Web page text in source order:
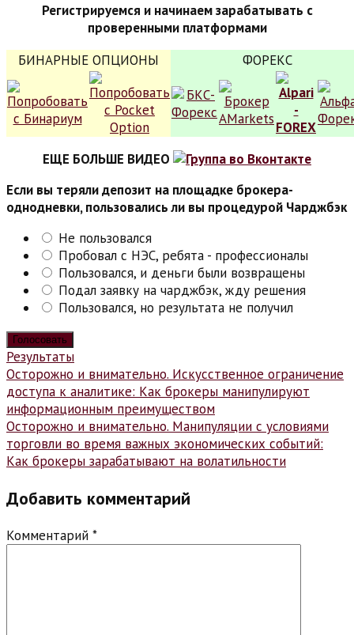
Регистрируемся и начинаем зарабатывать с
проверенными платформами
БИНАРНЫЕ ОПЦИОНЫ
ФОРЕКС
ЕЩЕ БОЛЬШЕ ВИДЕО
Если вы теряли депозит на площадке брокера-
однодневки, пользовались ли вы процедурой Чарджбэк
Не пользовался
Пробовал с НЭС, ребята - профессионалы
Пользовался, и деньги были возвращены
Подал заявку на чарджбэк, жду решения
Пользовался, но результата не получил
Результаты
Навигация
по
записям
Осторожно и внимательно. Искусственное ограничение
доступа к аналитике: Как брокеры манипулируют
информационным преимуществом
Осторожно и внимательно. Манипуляции с условиями
торговли во время важных экономических событий:
Как брокеры зарабатывают на волатильности
Добавить комментарий
Комментарий *